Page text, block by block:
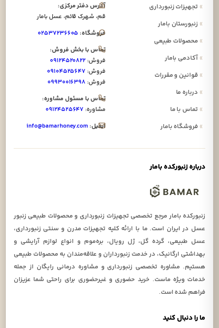
ما را دنبال کنید
»تجهیزات زنبورداری
»زنبورستان بامار
»محصولات طبیعی
»آکادمی بامار
»قوانین و مقررات
»درباره ما
»تماس با ما
»فروشگاه بامار
آدرس دفتر مرکزی:
قم، شهرک قائم، عسل بامار
فروشگاه: ۰۲۵۳۷۲۳۶۶۰۵
تماس با بخش فروش:
فروش: ۰۹۱۲۴۵۲۰۸۲۲
فروش: ۰۹۱۰۴۵۲۵۶۴۷
فروش: ۰۹۹۳۰۰۱۶۳۹۸
تماس با مسئول مشاوره:
مشاوره: ۰۹۱۲۴۵۲۵۶۴۷
ایمیل: info@bamarhoney.com
درباره زنبورکده بامار
زنبورکده بامار مرجع تخصصی تجهیزات زنبورداری و محصولات طبیعی زنبور
عسل در ایران است. ما با ارائه کلیه تجهیزات مدرن و سنتی زنبورداری،
عسل طبیعی، گرده گل، ژل رویال، بره‌موم و انواع لوازم آرایشی و
بهداشتی ارگانیک، در خدمت زنبورداران و علاقه‌مندان به محصولات طبیعی
هستیم. مشاوره تخصصی زنبورداری و مشاوره درمانی رایگان از جمله
خدمات ویژه ماست. خرید حضوری و غیرحضوری برای راحتی شما عزیزان
فراهم شده است.